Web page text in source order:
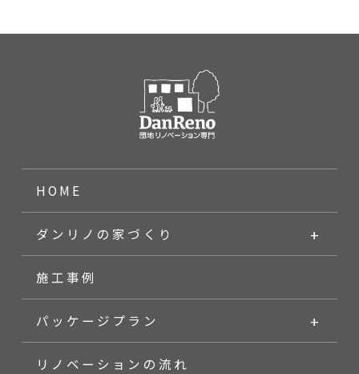
HOME
ダンリノの家づくり
施工事例
パッケージプラン
リノベーションの流れ